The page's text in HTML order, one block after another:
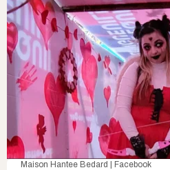
Maison Hantee Bedard | Facebook